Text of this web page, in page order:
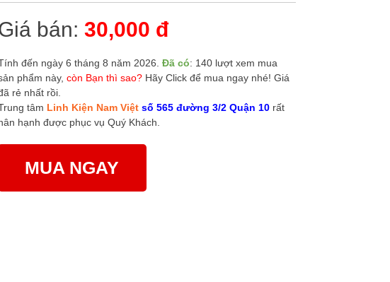
bán: 30,000 đ
đến ngày 6 tháng 8 năm 2026. Đã có: 140 lượt xem mua
phẩm này, còn Bạn thì sao?Hãy Click để mua ngay nhé! Giá
rẻ nhất rồi.
tâm Linh Kiện Nam Việt số 565 đường 3/2 Quận 10rất
hạnh được phục vụ Quý Khách.
MUA NGAY